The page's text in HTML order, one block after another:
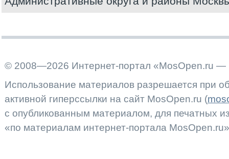
© 2008—2026 Интернет-портал «MosOpen.ru —
Использование материалов разрешается при
активной гиперссылки на сайт MosOpen.ru (
с опубликованным материалом, для печатных
«по материалам интернет-портала